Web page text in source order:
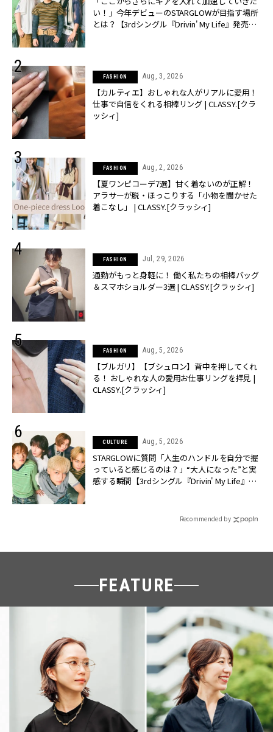
い！」今年デビューのSTARGLOWが目指す場所
とは？【3rdシングル『Drivin' My Life』発売】 |
FASHION Aug, 3, 2026
【カルティエ】おしゃれな人がリアルに愛用！
仕事で自信をくれる相棒リング | CLASSY.[クラ
ッシィ]
FASHION Aug, 2, 2026
【夏ワンピコーデ7選】甘く着ないのが正解！
アラサーが脱・ほっこりする「小物を聞かせた
着こなし」 | CLASSY.[クラッシィ]
FASHION Jul, 29, 2026
通勤がもっと身軽に！ 働く私たちの相棒バッグ
＆スマホショルダー3選 | CLASSY.[クラッシィ]
FASHION Aug, 5, 2026
【ブルガリ】【ブシュロン】背中を押してくれ
る！ おしゃれな人の愛用お仕事リングを拝見 |
CLASSY.[クラッシィ]
CULTURE Aug, 5, 2026
STARGLOWに質問「人生のハンドルを自分で握
っていると感じるのは？」“大️人になった”と実
感する瞬間【3rdシングル『Drivin' My Life』発
Recommended by
FEATURE